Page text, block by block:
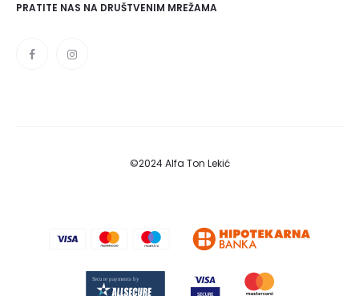
PRATITE NAS NA DRUŠTVENIM MREŽAMA
©2024 Alfa Ton Lekić